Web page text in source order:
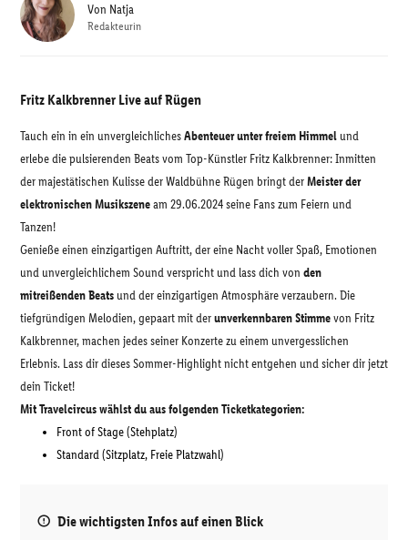
Fritz Kalkbrenner Live auf Rügen
Tauch ein in ein unvergleichlichesAbenteuer unter freiem Himmel und
erlebe die pulsierenden Beats vom Top-Künstler Fritz Kalkbrenner: Inmitten
der majestätischen Kulisse der Waldbühne Rügen bringt derMeister der
elektronischen Musikszeneam 29.06.2024 seine Fans zum Feiern und
Tanzen!
Genieße einen einzigartigen Auftritt, der eine Nacht voller Spaß, Emotionen
und unvergleichlichem Sound verspricht und lass dich von den
mitreißenden Beats und der einzigartigen Atmosphäre verzaubern. Die
tiefgründigen Melodien, gepaart mit derunverkennbaren Stimmevon Fritz
Kalkbrenner, machen jedes seiner Konzerte zu einem unvergesslichen
Erlebnis. Lass dir dieses Sommer-Highlight nicht entgehen und sicher dir jetzt
dein Ticket!
Mit Travelcircus wählst du aus folgenden Ticketkategorien:
Front of Stage (Stehplatz)
Standard (Sitzplatz, Freie Platzwahl)
Die wichtigsten Infos auf einen Blick
Von Natja
Redakteurin